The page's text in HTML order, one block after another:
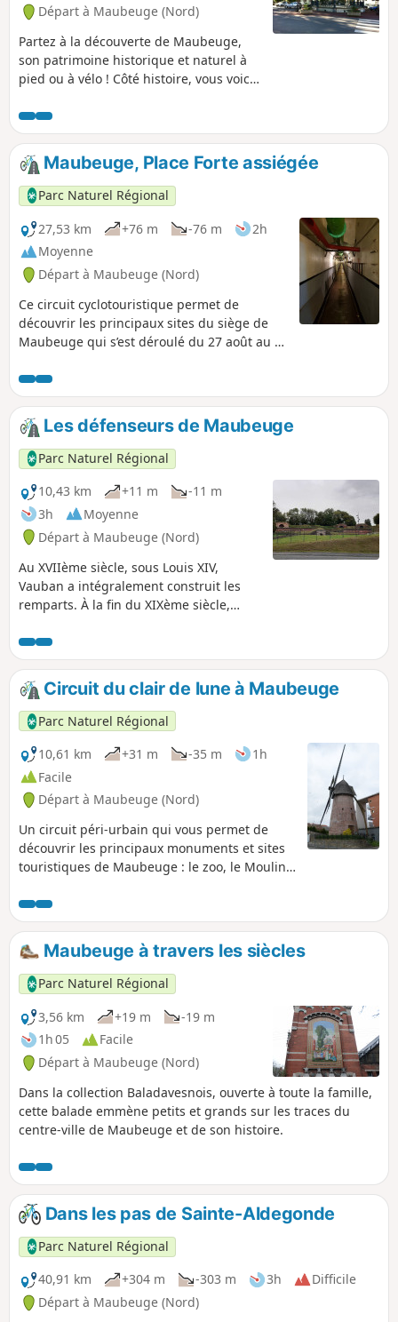
Départ à Maubeuge (Nord)
Partez à la découverte de Maubeuge,
son patrimoine historique et naturel à
pied ou à vélo ! Côté histoire, vous voici
peu plus loin, c'est un autre architecte,
André Lurçat qui, venu reconstruire
Maubeuge après la seconde guerre
mondiale, a laissé son empreinte dans
de nombreux bâtiments. Tout au long
du parcours, appréciez les espaces
naturels : parc, Sambre, Étang Monier...
Maubeuge, Place Forte assiégée
Parc Naturel Régional
27,53 km
+76 m -76 m
2h
Moyenne
Départ à Maubeuge (Nord)
Ce circuit cyclotouristique permet de
découvrir les principaux sites du siège de
Maubeuge qui s’est déroulé du 27 août au 8
pendant plusieurs jours des dizaines de
milliers de soldats allemands qui ne peuvent
combattre lors de la bataille de la Marne,
mais il s’achève par une grave défaite
française, avec plus de 40 000 prisonniers,
soit le dixième de l’ensemble des captifs
français de l’ensemble de la Grande Guerre.
Les défenseurs de Maubeuge
Parc Naturel Régional
10,43 km
+11 m
-11 m
3h
Moyenne
Départ à Maubeuge (Nord)
Au XVIIème siècle, sous Louis XIV,
Vauban a intégralement construit les
remparts. À la fin du XIXème siècle,
type Seré de Rivières sont construits, ils
constituaient la ceinture fortifiée de la
ville. Circuit du clair de lune à Maubeuge
Parc Naturel Régional
10,61 km
+31 m -35 m
1h
Facile
Départ à Maubeuge (Nord)
Un circuit péri-urbain qui vous permet de
découvrir les principaux monuments et sites
touristiques de Maubeuge : le zoo, le Moulin
espaces fortifiés. En suivant le chemin de
halage le long de la Sambre, laissez-vous
surprendre par des espaces préservés.
Maubeuge est formé de 11 quartiers, votre
circuit vous permettra de les traverser. Ce
circuit est conçu pour les VTT et VTC mais est
tout à fait accessible à pied.
Maubeuge à travers les siècles
Parc Naturel Régional
3,56 km
+19 m
-19 m
1h 05
Facile
Départ à Maubeuge (Nord)
Dans la collection Baladavesnois, ouverte à toute la famille,
cette balade emmène petits et grands sur les traces du
centre-ville de Maubeuge et de son histoire.
Dans les pas de Sainte-Aldegonde
Parc Naturel Régional
40,91 km
+304 m -303 m 3h
Difficile
Départ à Maubeuge (Nord)